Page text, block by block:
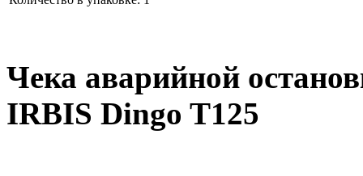
Чека аварийной
IRBIS Dingo T125